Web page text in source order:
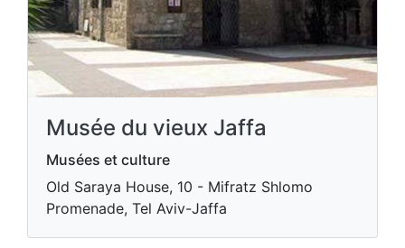
Musée du vieux Jaffa
Musées et culture
Old Saraya House, 10 - Mifratz Shlomo
Promenade, Tel Aviv-Jaffa